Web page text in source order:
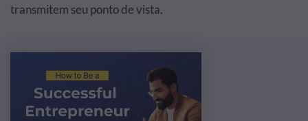
transmitem seu ponto de vista.